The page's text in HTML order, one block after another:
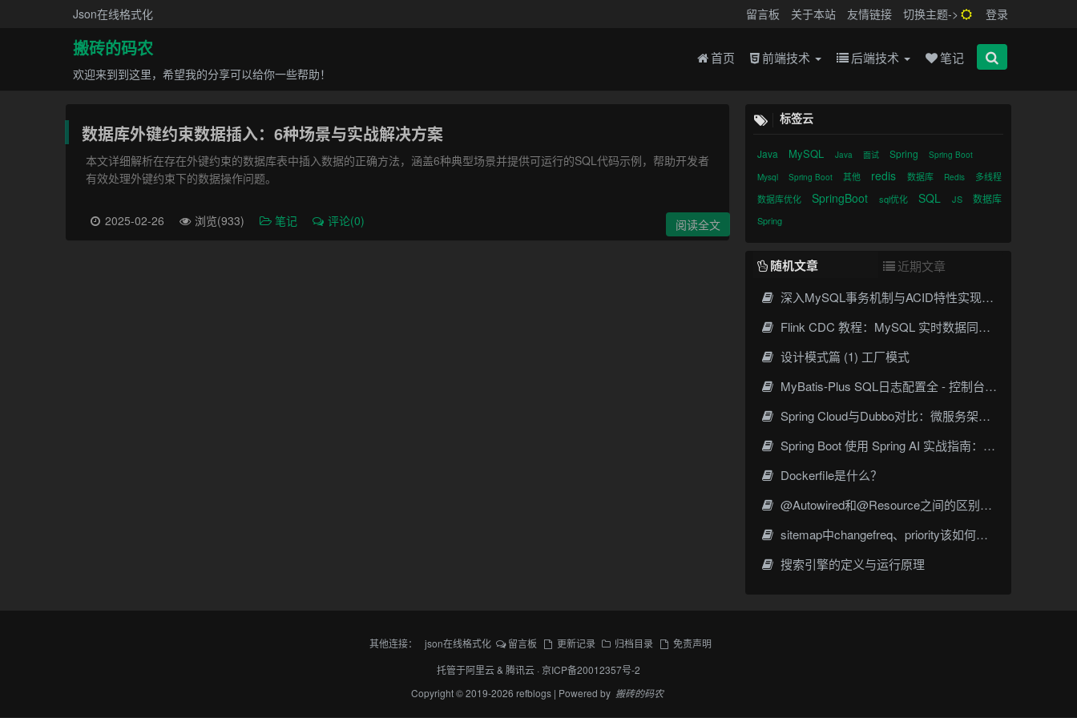
Json在线格式化 留言板 关于本站 友情链接 切换主题-> 登录
搬砖的码农
欢迎来到到这里，希望我的分享可以给你一些帮助！
首页 前端技术 后端技术 笔记
数据库外键约束数据插入：6种场景与实战解决方案
本文详细解析在存在外键约束的数据库表中插入数据的正确方法，涵盖6种典型场景并提供可运行的SQL代码示例，帮助开发者
有效处理外键约束下的数据操作问题。
2025-02-26 浏览(933) 笔记 评论(0) 阅读全文
标签云
Java MySQL Java 面试 Spring
Spring Boot
Mysql
Spring Boot 其他 redis 数据库 Redis
多线程
数据库优化
SpringBoot sql优化 SQL JS 数据库
Spring
随机文章
近期文章
深入MySQL事务机制与ACID特性实现原理
Flink CDC 教程：MySQL 实时数据同步实战指南
设计模式篇 (1) 工厂模式
MyBatis-Plus SQL日志配置全 - 控制台输出与日志文件记录指南
Spring Cloud与Dubbo对比：微服务架构选型指南
Spring Boot 使用 Spring AI 实战指南：从聊天调用到 RAG 落地
Dockerfile是什么？
@Autowired和@Resource之间的区别及使用场景
sitemap中changefreq、priority该如何设置
搜索引擎的定义与运行原理
其他连接： json在线格式化 留言板 更新记录 归档目录
免责声明
托管于阿里云& 腾讯云 ·京ICP备20012357号-2
Copyright © 2019-2026 refblogs | Powered by 搬砖的码农